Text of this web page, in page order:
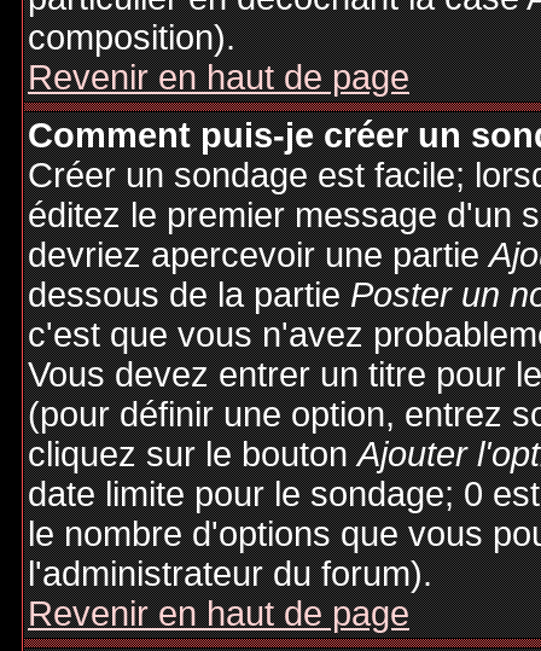
composition).
Revenir en haut de page
Comment puis-je créer un
Créer un sondage est facile;
éditez le premier message d'un
devriez apercevoir une partie
dessous de la partiePoster un
c'est que vous n'avez
Vous devez entrer un titre pour
(pour définir une option, entrez
cliquez sur le boutonAjouter
date limite pour le sondage; 0
le nombre d'options que vous
l'administrateur du forum).
Revenir en haut de page